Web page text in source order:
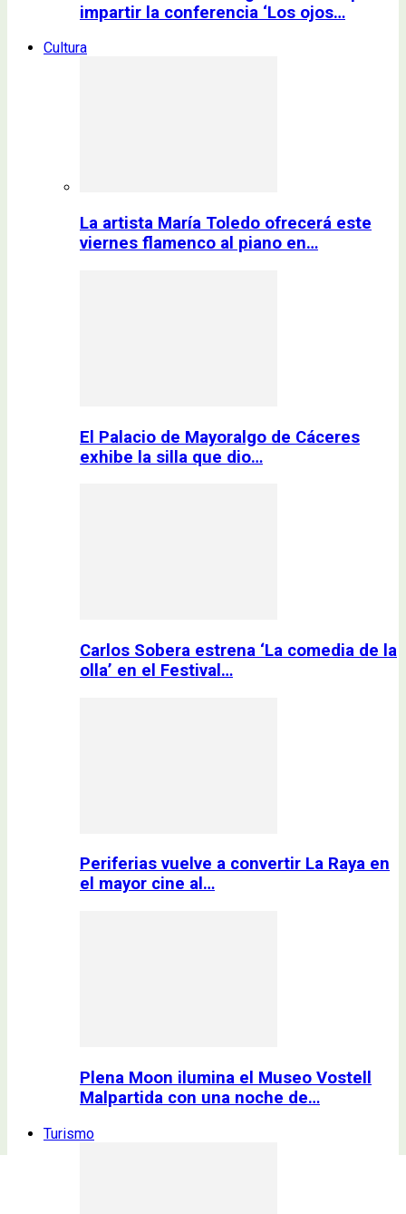
impartir la conferencia ‘Los ojos…
Cultura
La artista María Toledo ofrecerá este
viernes flamenco al piano en…
El Palacio de Mayoralgo de Cáceres
exhibe la silla que dio…
Carlos Sobera estrena ‘La comedia de la
olla’ en el Festival…
Periferias vuelve a convertir La Raya en
el mayor cine al…
Plena Moon ilumina el Museo Vostell
Malpartida con una noche de…
Turismo